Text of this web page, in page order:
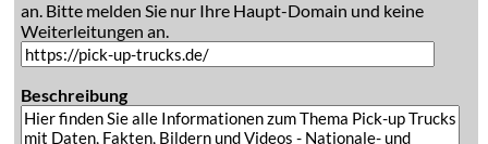
an. Bitte melden Sie nur Ihre Haupt-Domain und keine
Weiterleitungen an.
Beschreibung